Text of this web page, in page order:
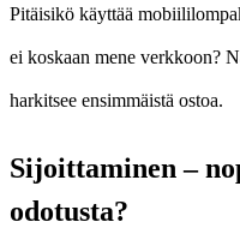
Pitäisikö käyttää
ei koskaan mene verkkoon?
harkitsee ensimmäistä ostoa.
Sijoittaminen –
odotusta?